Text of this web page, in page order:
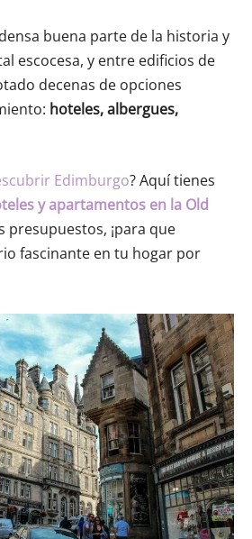
buena parte de la historia y
escocesa, y entre edificios de
decenas de opciones
hoteles, albergues,
Edimburgo? Aquí tienes
y apartamentos en la Old
presupuestos, ¡para que
fascinante en tu hogar por